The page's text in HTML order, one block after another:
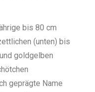
bis 80 cm
(unten) bis
goldgelben
geprägte Name